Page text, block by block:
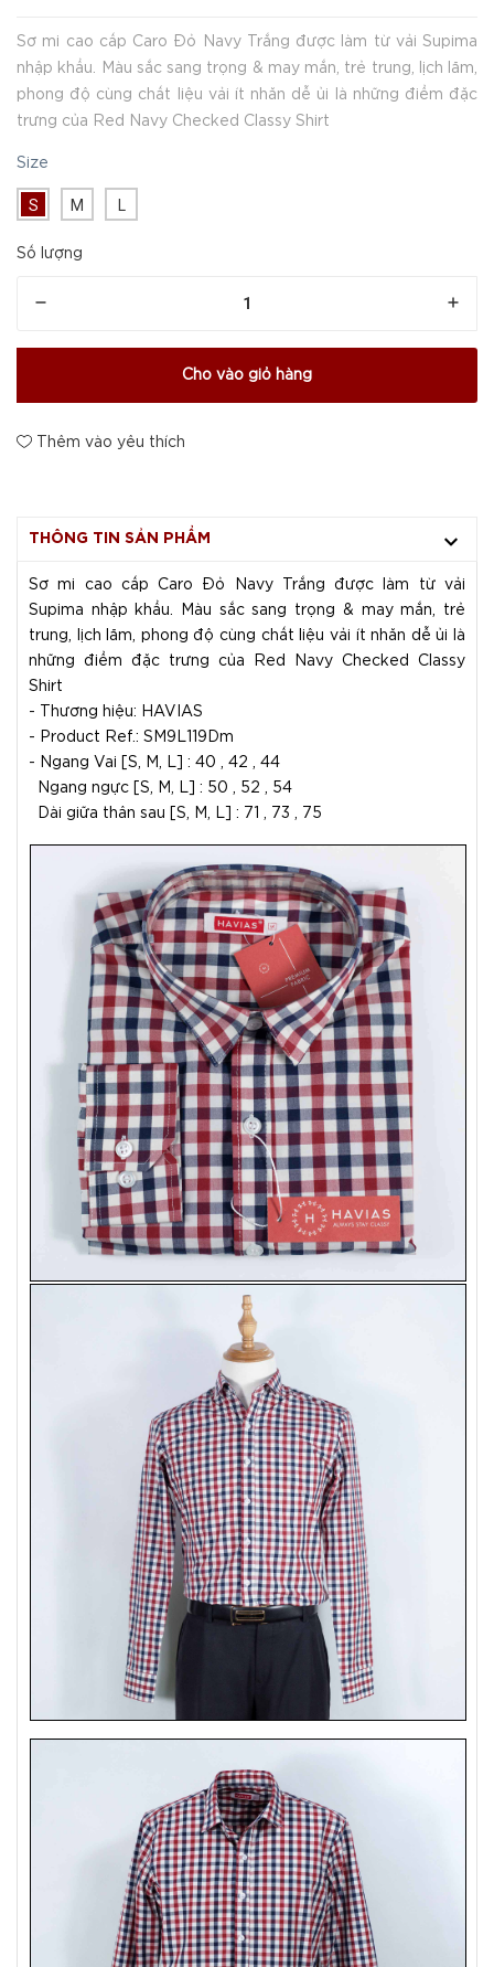
Sơ mi cao cấp Caro Đỏ Navy Trắng được làm từ vải Supima
nhập khẩu. Màu sắc sang trọng & may mắn, trẻ trung, lịch lãm,
phong độ cùng chất liệu vải ít nhăn dễ ủi là những điểm đặc
trưng của Red Navy Checked Classy Shirt
Size
S M
Số lượng
Cho vào giỏ hàng
Thêm vào yêu thích
THÔNG TIN SẢN PHẨM
Sơ mi cao cấp Caro Đỏ Navy Trắng được làm từ vải
Supima nhập khẩu. Màu sắc sang trọng & may mắn, trẻ
trung, lịch lãm, phong độ cùng chất liệu vải ít nhăn dễ ủi là
những điểm đặc trưng của Red Navy Checked Classy
Shirt
- Thương hiệu: HAVIAS
- Product Ref.: SM9L119Dm
- Ngang Vai [S, M, L] : 40 , 42 , 44
Ngang ngực [S, M, L] : 50 , 52 , 54
Dài giữa thân sau [S, M, L] : 71 , 73 , 75